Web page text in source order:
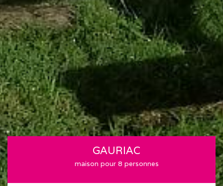
GAURIAC
maison pour 8 personnes